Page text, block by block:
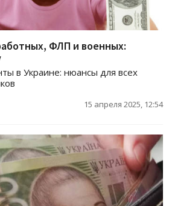
ФЛП и военных:
в Украине: нюансы для всех
15 апреля 2025, 12:54